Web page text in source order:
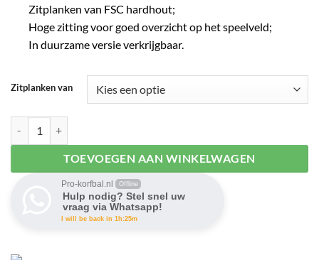
Zitplanken van FSC hardhout;
Hoge zitting voor goed overzicht op het speelveld;
In duurzame versie verkrijgbaar.
Zitplanken van
TOEVOEGEN AAN WINKELWAGEN
Pro-korfbal.nl Offline
Hulp nodig? Stel snel uw
vraag via Whatsapp!
I will be back in 1h:25m